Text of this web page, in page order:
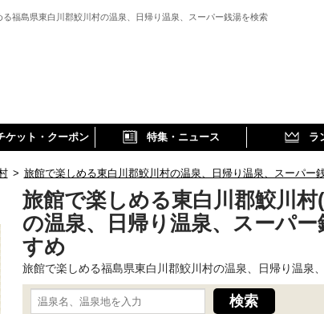
る福島県東白川郡鮫川村の温泉、日帰り温泉、スーパー銭湯を検索
ケット・クーポン 特集・ニュース ラ
> 旅館で楽しめる東白川郡鮫川村の温泉、日帰り温泉、スーパー
旅館で楽しめる東白川郡鮫川村
の温泉、日帰り温泉、スーパー
すめ
旅館で楽しめる福島県東白川郡鮫川村の温泉、日帰り温泉